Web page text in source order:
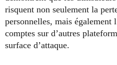
risquent non seulement la
personnelles, mais également
comptes sur d’autres
surface d’attaque.